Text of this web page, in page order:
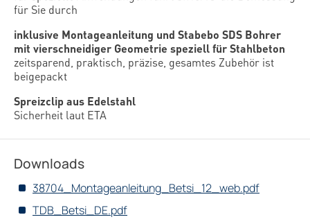
für Sie durch
inklusive Montageanleitung und Stabebo SDS Bohrer
mit vierschneidiger Geometrie speziell für Stahlbeton
zeitsparend, praktisch, präzise, gesamtes Zubehör ist
beigepackt
Spreizclip aus Edelstahl
Sicherheit laut ETA
Downloads
38704_Montageanleitung_Betsi_12_web.pdf
TDB_Betsi_DE.pdf